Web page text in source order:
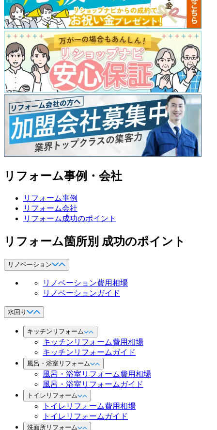
リフォーム事例・会社
リフォーム事例
リフォーム会社
リフォーム成功のポイント
リフォーム箇所別 成功のポイント
リノベーション
リノベーション費用相場
リノベーションガイド
水回り
キッチンリフォーム
キッチンリフォーム費用相場
キッチンリフォームガイド
風呂・浴室リフォーム
風呂・浴室リフォーム費用相場
風呂・浴室リフォームガイド
トイレリフォーム
トイレリフォーム費用相場
トイレリフォームガイド
洗面所リフォーム